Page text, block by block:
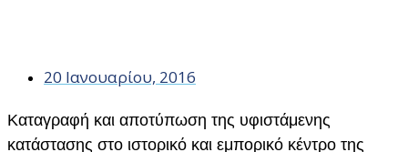
20 Ιανουαρίου, 2016
Καταγραφή και αποτύπωση της υφιστάμενης
κατάστασης στο ιστορικό και εμπορικό κέντρο της